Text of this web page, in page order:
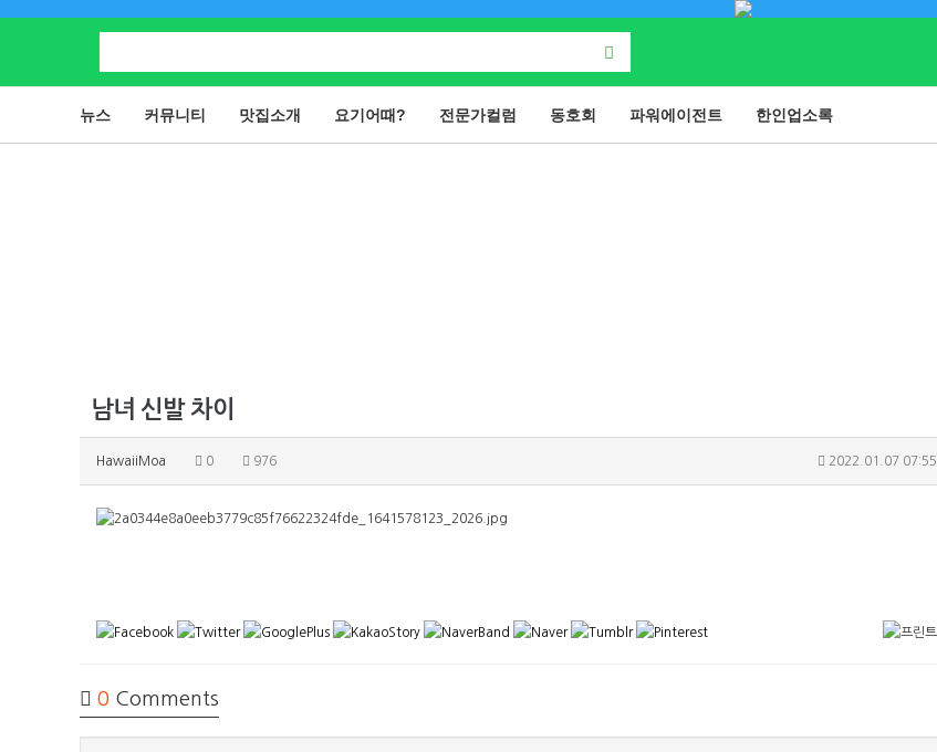
뉴스 커뮤니티 맛집소개 요기어때? 전문가컬럼 동호회 파워에이전트 한인업소록
남녀 신발 차이
HawaiiMoa 0 976 2022.01.07 07:55
0 Comments